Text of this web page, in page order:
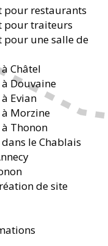
pour restaurants
pour traiteurs
pour une salle de
Châtel
Douvaine
Evian
Morzine
Thonon
le Chablais
de site